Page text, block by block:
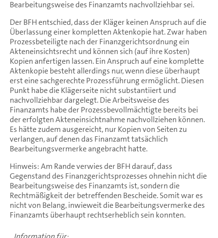
Bearbeitungsweise des Finanzamts nachvollziehbar sei.
Der BFH entschied, dass der Kläger keinen Anspruch auf die
Überlassung einer kompletten Aktenkopie hat. Zwar haben
Prozessbeteiligte nach der Finanzgerichtsordnung ein
Akteneinsichtsrecht und können sich (auf ihre Kosten)
Kopien anfertigen lassen. Ein Anspruch auf eine komplette
Aktenkopie besteht allerdings nur, wenn diese überhaupt
erst eine sachgerechte Prozessführung ermöglicht. Diesen
Punkt habe die Klägerseite nicht substantiiert und
nachvollziehbar dargelegt. Die Arbeitsweise des
Finanzamts habe der Prozessbevollmächtigte bereits bei
der erfolgten Akteneinsichtnahme nachvollziehen können.
Es hätte zudem ausgereicht, nur Kopien von Seiten zu
verlangen, auf denen das Finanzamt tatsächlich
Bearbeitungsvermerke angebracht hatte.
Hinweis: Am Rande verwies der BFH darauf, dass
Gegenstand des Finanzgerichtsprozesses ohnehin nicht die
Bearbeitungsweise des Finanzamts ist, sondern die
Rechtmäßigkeit der betreffenden Bescheide. Somit war es
nicht von Belang, inwieweit die Bearbeitungsvermerke des
Finanzamts überhaupt rechtserheblich sein konnten.